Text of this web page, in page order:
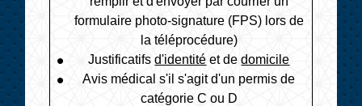
formulaire photo-signature (FPS) lors de
la téléprocédure)
Justificatifsd'identité et dedomicile
Avis médical s'il s'agit d'un permis de
catégorie C ou D